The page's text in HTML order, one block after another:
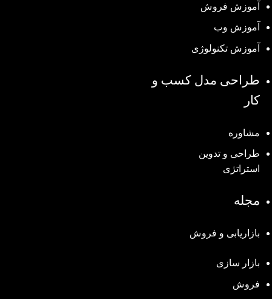
آموزش فروش
آموزش وب
آموزش تکنولوژی
طراحی مدل کسب و
کار
مشاوره
طراحی و تدوین
استراتژی
مجله
بازاریابی و فروش
بازار سازی
فروش